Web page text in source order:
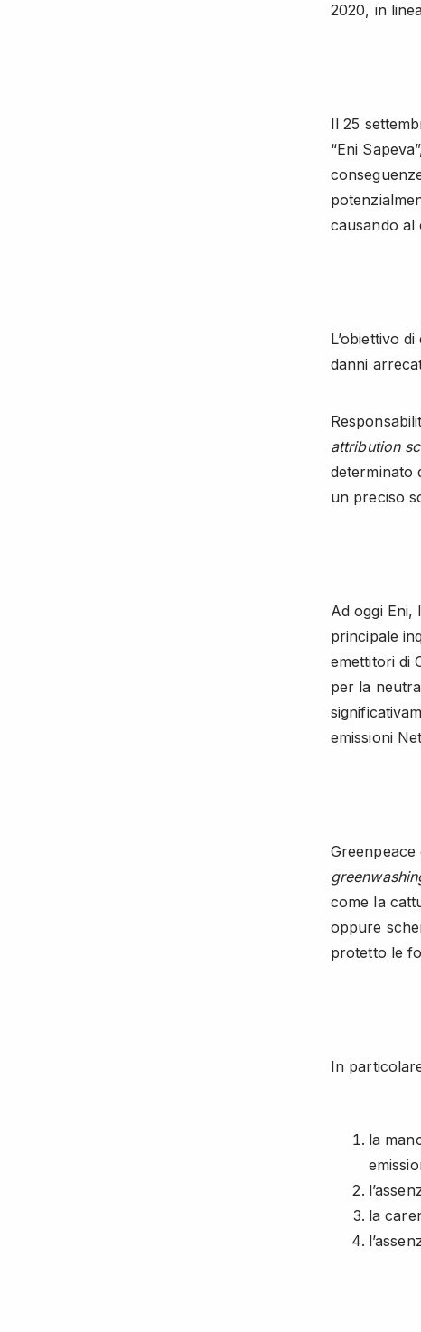
2020, in
Il 25
“Eni
causando al
L’obiettivo
danni
attribution
determinato
un preciso
Ad oggi Eni,
principale
emettitori di
per la
emissioni
come la
oppure
protetto le
In
la
la